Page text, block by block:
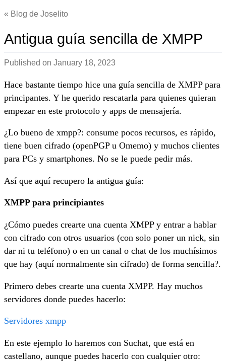
Blog de Joselito
Antigua guía sencilla de XMPP
Published on January 18, 2023
Hace bastante tiempo hice una guía sencilla de XMPP para
principantes. Y he querido rescatarla para quienes quieran
empezar en este protocolo y apps de mensajería.
¿Lo bueno de xmpp?: consume pocos recursos, es rápido,
tiene buen cifrado (openPGP u Omemo) y muchos clientes
para PCs y smartphones. No se le puede pedir más.
Así que aquí recupero la antigua guía:
XMPP para principiantes
¿Cómo puedes crearte una cuenta XMPP y entrar a hablar
con cifrado con otros usuarios (con solo poner un nick, sin
dar ni tu teléfono) o en un canal o chat de los muchísimos
que hay (aquí normalmente sin cifrado) de forma sencilla?.
Primero debes crearte una cuenta XMPP. Hay muchos
servidores donde puedes hacerlo:
Servidores xmpp
En este ejemplo lo haremos con Suchat, que está en
castellano, aunque puedes hacerlo con cualquier otro: